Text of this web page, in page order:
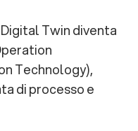
Twin diventa
Technology),
di processo e